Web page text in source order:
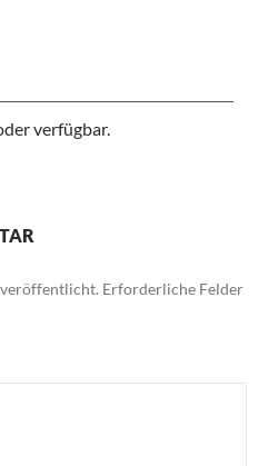
verfügbar.
Erforderliche Felder